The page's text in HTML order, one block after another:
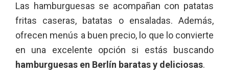
Las hamburguesas se acompañan con patatas
fritas caseras, batatas o ensaladas. Además,
ofrecen menús a buen precio, lo que lo convierte
en una excelente opción si estás buscando
hamburguesas en Berlín baratas y deliciosas.